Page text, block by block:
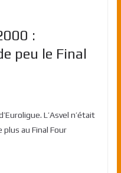
:
peu le Final
L’Asvel n’était
au Final Four